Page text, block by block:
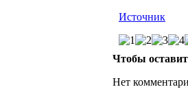
Источник
Чтобы
Нет